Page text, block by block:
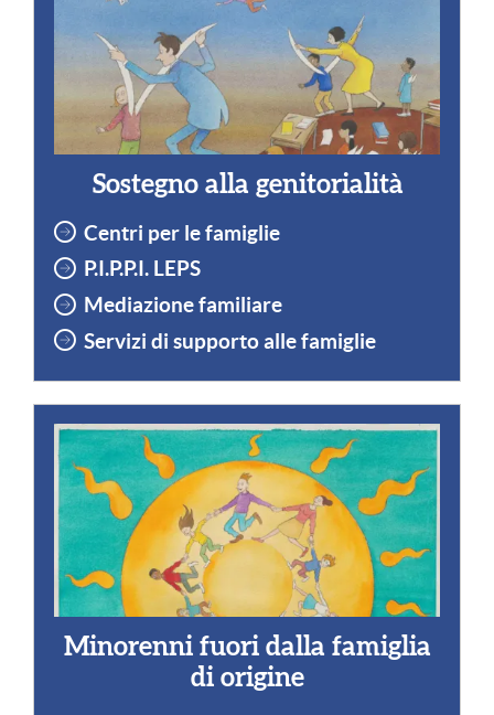
Sostegno alla genitorialità
Centri per le famiglie
P.I.P.P.I. LEPS
Mediazione familiare
Servizi di supporto alle famiglie
Minorenni fuori dalla famiglia
di origine